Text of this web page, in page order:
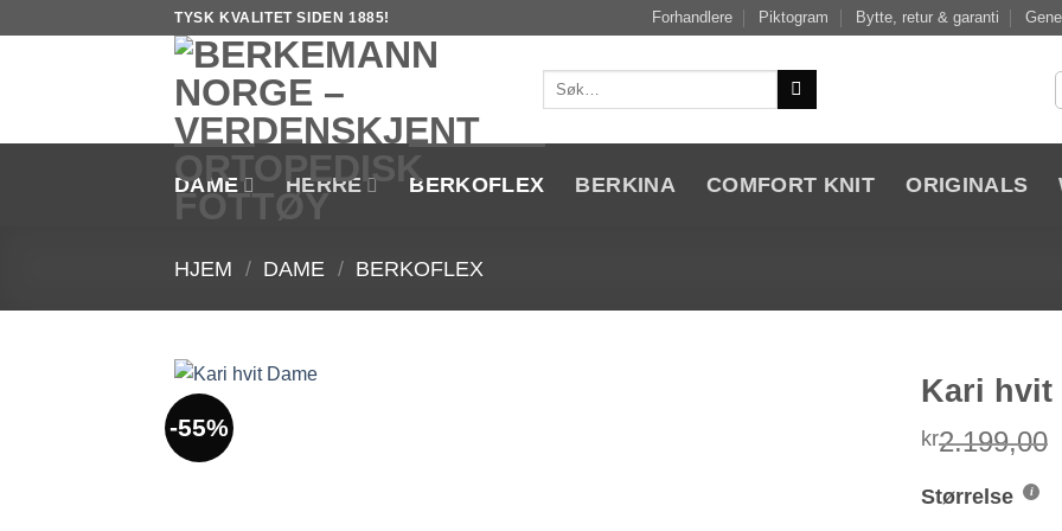
TYSK KVALITET SIDEN 1885! Forhandlere Piktogram Bytte, retur & garanti
Søk
DAME HERRE BERKOFLEX BERKINA COMFORT KNIT ORIGINALS
HJEM / DAME / BERKOFLEX
-55%
Kari hvit
kr2.199,00
Størrelse